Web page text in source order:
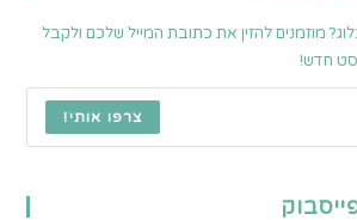
מוזמנים להזין את כתובת המייל שלכם ולקבל
חדש!
צרפו אותי!